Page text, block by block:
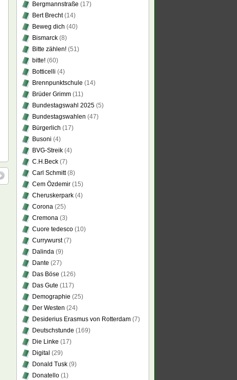
Bergmannstraße (17)
Bert Brecht(14)
Beweg dich (40)
Bismarck (8)
Bitte zählen! (51)
bitte! (60)
Botticelli (4)
Brennpunktschule (14)
Brüder Grimm (11)
Bundestagswahl 2025 (5)
Bundestagswahlen (47)
Bürgerlich (17)
Busoni (4)
BVG-Streik (4)
C.H.Beck (7)
Carl Schmitt(8)
Cem Özdemir (15)
Cheruskerpark (4)
Corona (25)
Cremona (3)
Cuore tedesco (10)
Currywurst(7)
Dalinda (9)
Dante (27)
Das Böse (126)
Das Gute (117)
Demographie (25)
Der Westen (24)
Desiderius Erasmus von Rotterdam (7)
Deutschstunde (169)
Die Linke (17)
Digital (29)
Donald Tusk (9)
Donatello (1)